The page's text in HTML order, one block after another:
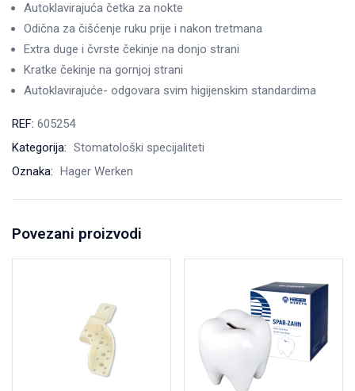
Autoklavirajuća četka za nokte
Odična za čišćenje ruku prije i nakon tretmana
Extra duge i čvrste čekinje na donjo strani
Kratke čekinje na gornjoj strani
Autoklavirajuće- odgovara svim higijenskim standardima
REF: 605254
Kategorija: Stomatološki specijaliteti
Oznaka: Hager Werken
Povezani proizvodi